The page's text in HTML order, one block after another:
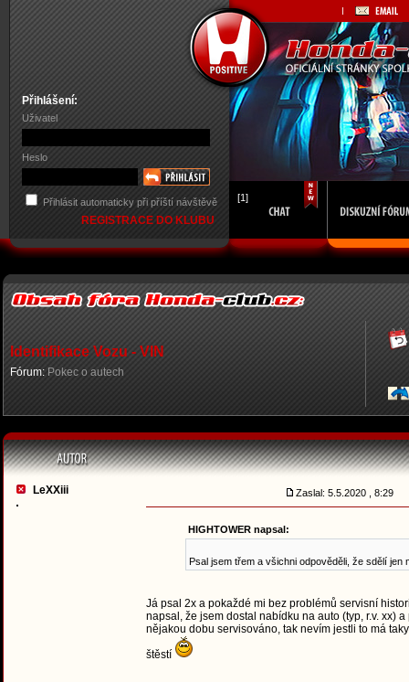
Přihlášení:
Uživatel
Heslo
Přihlásit automaticky při příští návštěvě
REGISTRACE DO KLUBU
[1]
Identifikace Vozu - VIN
Fórum: Pokec o autech
LeXXiii Zaslal: 5.5.2020 , 8:29
HIGHTOWER napsal:
Psal jsem třem a všichni odpověděli, že sdělí jen
Já psal 2x a pokaždé mi bez problémů servisní
napsal, že jsem dostal nabídku na auto (typ, r.v. xx)
nějakou dobu servisováno, tak nevím jestli to má
štěstí